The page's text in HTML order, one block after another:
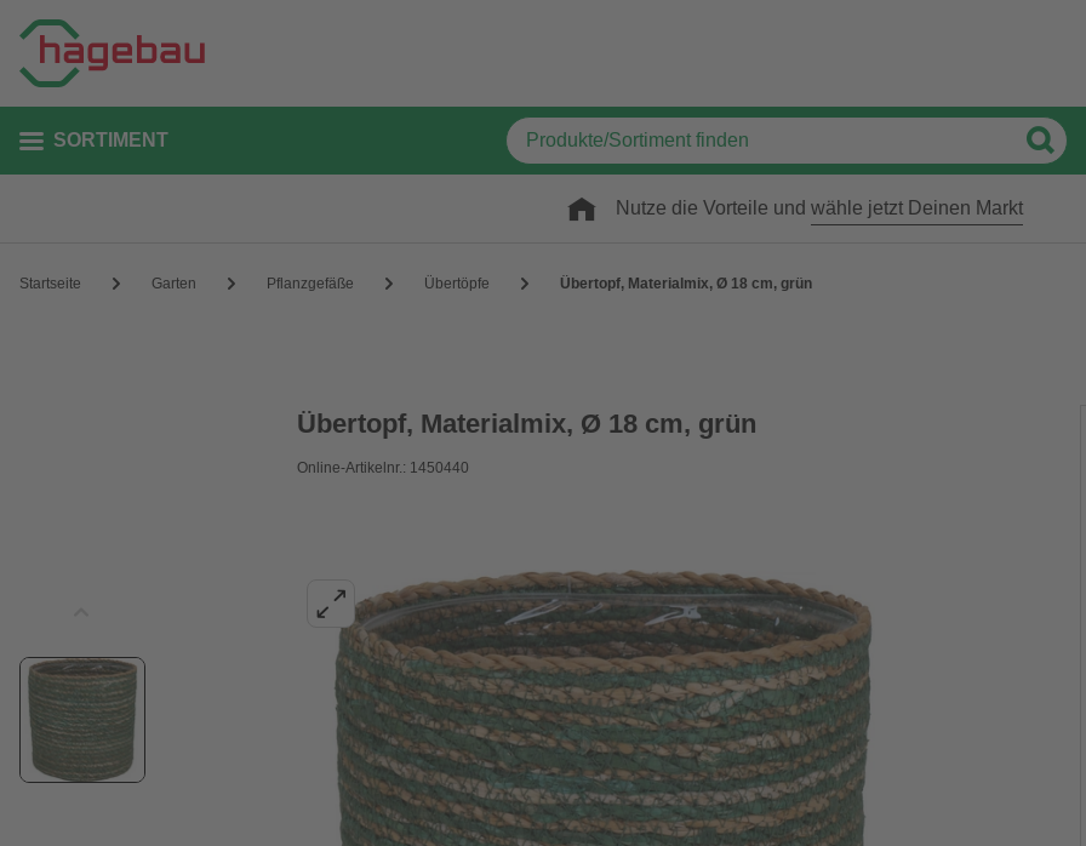
SORTIMENT
Nutze die Vorteile und wähle jetzt Deinen Markt
Startseite Garten Pflanzgefäße Übertöpfe Übertopf, Materialmix, Ø 18 cm, grün
Übertopf, Materialmix, Ø 18 cm, grün
Online-Artikelnr.: 1450440